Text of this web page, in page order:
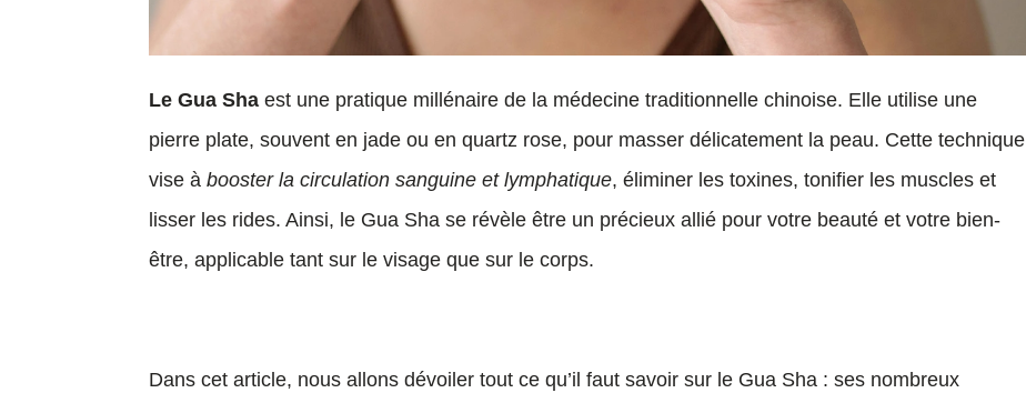
Le Gua Sha est une pratique millénaire de la médecine traditionnelle chinoise. Elle utilise une
pierre plate, souvent en jade ou en quartz rose, pour masser délicatement la peau. Cette technique
vise àbooster la circulation sanguine et lymphatique, éliminer les toxines, tonifier les muscles et
lisser les rides. Ainsi, le Gua Sha se révèle être un précieux allié pour votre beauté et votre bien-
être, applicable tant sur le visage que sur le corps.
Dans cet article, nous allons dévoiler tout ce qu’il faut savoir sur le Gua Sha : ses nombreux